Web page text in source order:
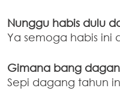
Nunggu habis dulu
Ya semoga habis ini
Gimana bang
Sepi dagang tahun